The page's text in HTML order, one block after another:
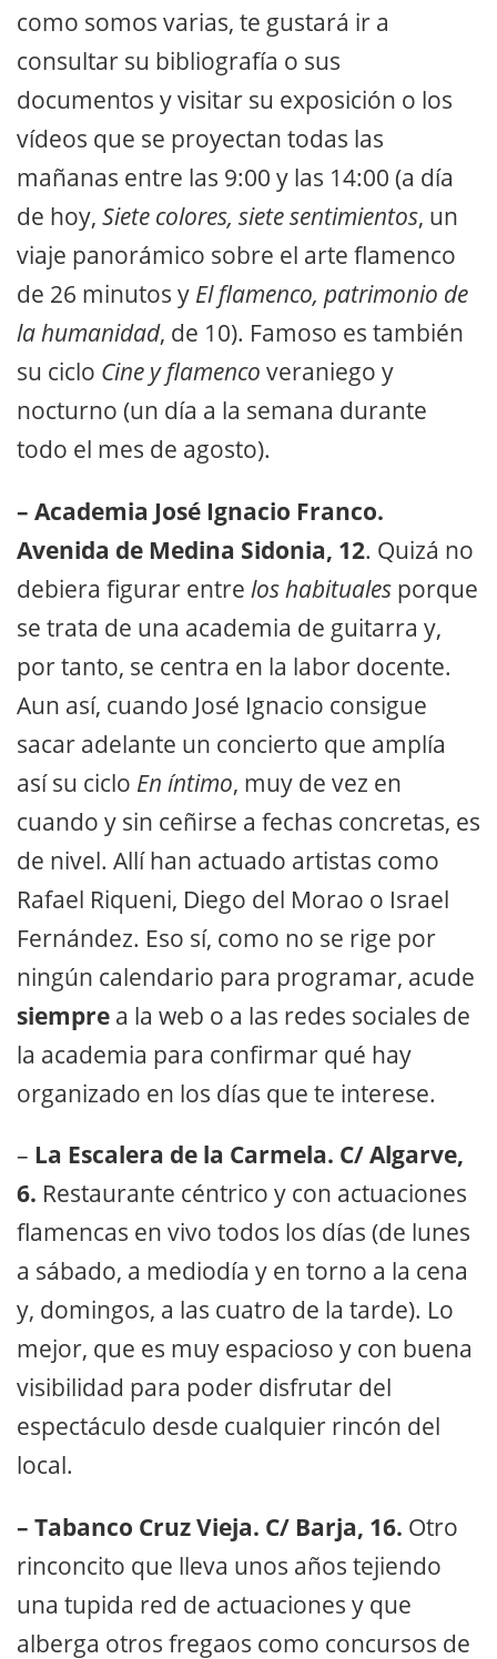
como somos varias, te gustará ir a
consultar su bibliografía o sus
documentos y visitar su exposición o los
vídeos que se proyectan todas las
mañanas entre las 9:00 y las 14:00 (a día
de hoy, Siete colores, siete sentimientos, un
viaje panorámico sobre el arte flamenco
de 26 minutos y El flamenco, patrimonio de
la humanidad, de 10). Famoso es también
su ciclo Cine y flamenco veraniego y
nocturno (un día a la semana durante
todo el mes de agosto).
– Academia José Ignacio Franco.
Avenida de Medina Sidonia, 12. Quizá no
debiera figurar entre los habituales porque
se trata de una academia de guitarra y,
por tanto, se centra en la labor docente.
Aun así, cuando José Ignacio consigue
sacar adelante un concierto que amplía
así su ciclo En íntimo, muy de vez en
cuando y sin ceñirse a fechas concretas, es
de nivel. Allí han actuado artistas como
Rafael Riqueni, Diego del Morao o Israel
Fernández. Eso sí, como no se rige por
ningún calendario para programar, acude
siempre a la web o a las redes sociales de
la academia para confirmar qué hay
organizado en los días que te interese.
– La Escalera de la Carmela. C/ Algarve,
6. Restaurante céntrico y con actuaciones
flamencas en vivo todos los días (de lunes
a sábado, a mediodía y en torno a la cena
y, domingos, a las cuatro de la tarde). Lo
mejor, que es muy espacioso y con buena
visibilidad para poder disfrutar del
espectáculo desde cualquier rincón del
local.
– Tabanco Cruz Vieja. C/ Barja, 16. Otro
rinconcito que lleva unos años tejiendo
una tupida red de actuaciones y que
alberga otros fregaos como concursos de